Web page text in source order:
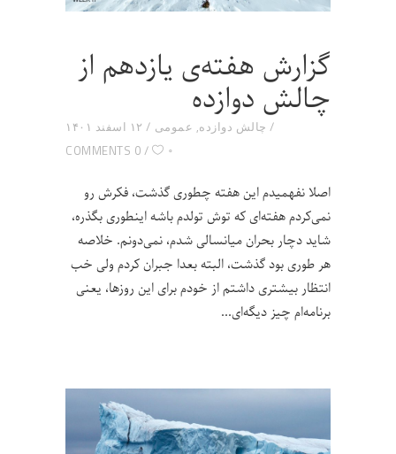
گزارش هفته‌ی یازدهم از
چالش دوازده
۱۲ اسفند ۱۴۰۱ چالش دوازده, عمومی
0 COMMENTS
۰
اصلا نفهمیدم این هفته چطوری گذشت، فکرش رو
نمی‌کردم هفته‌ای که توش تولدم باشه اینطوری بگذره،
شاید دچار بحران میانسالی شدم، نمی‌دونم. خلاصه
هر طوری بود گذشت، البته بعدا جبران کردم ولی خب
انتظار بیشتری داشتم از خودم برای این روزها، یعنی
برنامه‌ام چیز دیگه‌ای